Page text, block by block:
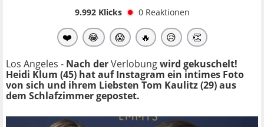
9.992Klicks 0 Reaktionen
❤️ 😂 😱 🔥 😥 👏
Los Angeles - Nach derVerlobungwird gekuschelt!
Heidi Klum (45) hat auf Instagram ein intimes Foto
von sich und ihrem Liebsten Tom Kaulitz (29) aus
dem Schlafzimmer gepostet.